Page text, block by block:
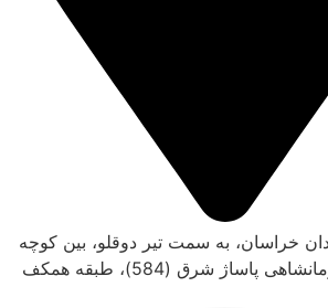
خراسان، به سمت تیر دوقلو، بین کوچه
امینی نجفی و کرمانشاهی پاساژ شرق (584)، طبقه همکف